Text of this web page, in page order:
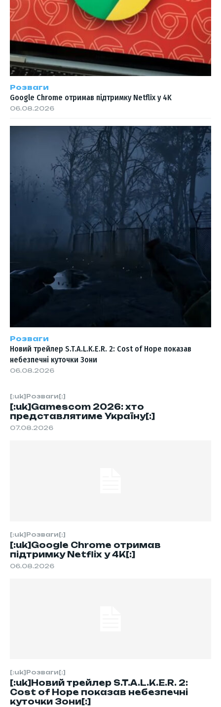
[:uk]Розваги[:]
[:uk]Gamescom 2026: хто
представлятиме Україну[:]
07.08.2026
[:uk]Розваги[:]
[:uk]Google Chrome отримав
підтримку Netflix у 4K[:]
06.08.2026
[:uk]Розваги[:]
[:uk]Новий трейлер S.T.A.L.K.E.R. 2:
Cost of Hope показав небезпечні
куточки Зони[:]
Розваги
Google Chrome отримав підтримку Netflix у 4K
06.08.2026
Розваги
Новий трейлер S.T.A.L.K.E.R. 2: Cost of Hope показав
небезпечні куточки Зони
06.08.2026